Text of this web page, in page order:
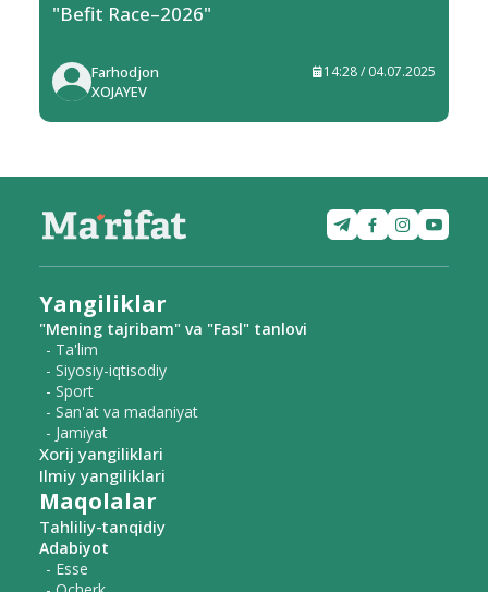
"Befit Race–2026"
Farhodjon
XOJAYEV
14:28 / 04.07.2025
Yangiliklar
"Mening tajribam" va "Fasl" tanlovi
- Ta'lim
- Siyosiy-iqtisodiy
- Sport
- San'at va madaniyat
- Jamiyat
Xorij yangiliklari
Ilmiy yangiliklari
Maqolalar
Tahliliy-tanqidiy
Adabiyot
- Esse